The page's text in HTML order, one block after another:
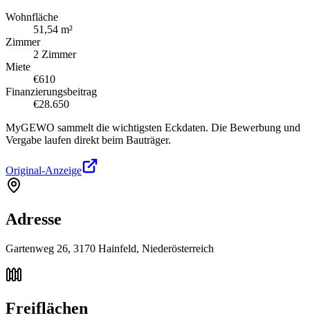
Wohnfläche
51,54 m²
Zimmer
2 Zimmer
Miete
€610
Finanzierungsbeitrag
€28.650
MyGEWO sammelt die wichtigsten Eckdaten. Die Bewerbung und
Vergabe laufen direkt beim Bauträger.
Original-Anzeige
Adresse
Gartenweg 26, 3170 Hainfeld, Niederösterreich
Freiflächen